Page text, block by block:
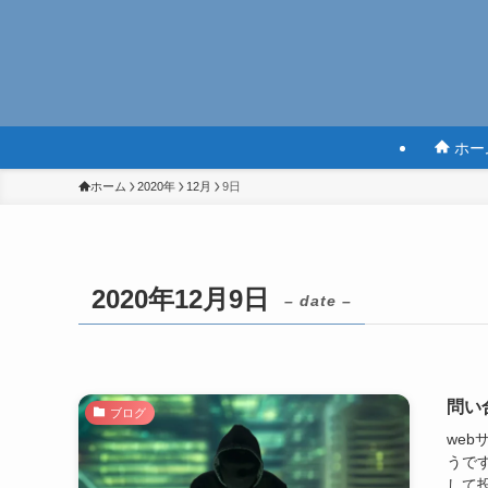
ホー
ホーム 2020年 12月 9日
2020年12月9日 – date –
ブログ 問い
web
うで